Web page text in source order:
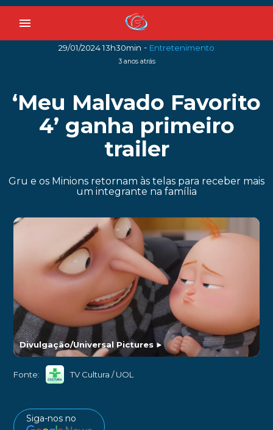
menu
29/01/2024 13h30min - Entretenimento
3 anos atrás
‘Meu Malvado Favorito
4’ ganha primeiro
trailer
Gru e os Minions retornam às telas para receber mais
um integrante na família
Divulgação/Universal Pictures►
Fonte: TV Cultura / UOL
Siga-nos no